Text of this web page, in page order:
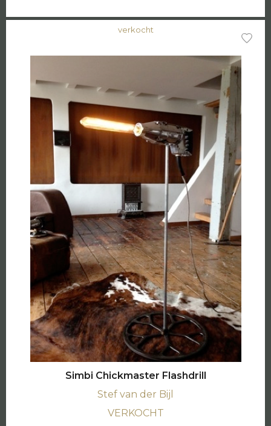
verkocht
Simbi Chickmaster Flashdrill
Stef van der Bijl
VERKOCHT